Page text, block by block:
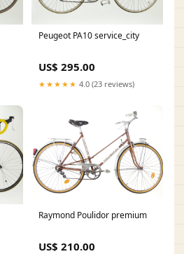
Peugeot PA10 service_city
US$ 295.00
★★★★★ 4.0 (23 reviews)
Raymond Poulidor premium
US$ 210.00